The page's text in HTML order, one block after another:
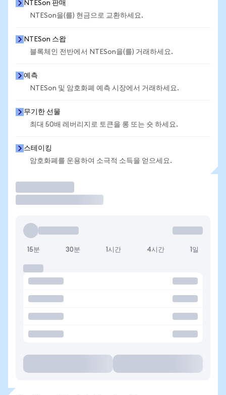
NTESon 판매
NTESon을(를) 현금으로 교환하세요.
NTESon 스왑
블록체인 전반에서 NTESon을(를) 거래하세요.
예측
NTESon 및 암호화폐 예측 시장에서 거래하세요.
무기한 선물
최대 50배 레버리지로 토큰을 롱 또는 숏 하세요.
스테이킹
암호화폐를 운용하여 소극적 소득을 얻으세요.
15분 30분 1시간 4시간 1일